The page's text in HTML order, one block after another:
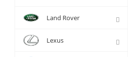
Land Rover
Lexus